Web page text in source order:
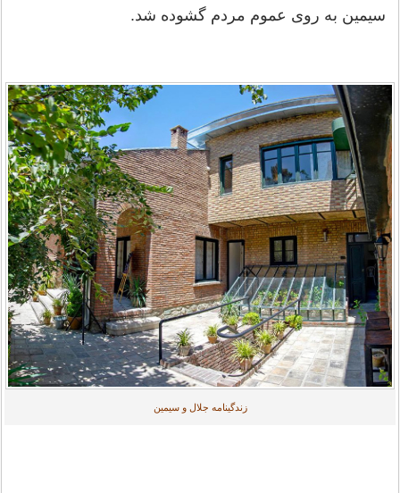
سیمین به روی عموم مردم گشوده شد.
زندگینامه جلال و سیمین